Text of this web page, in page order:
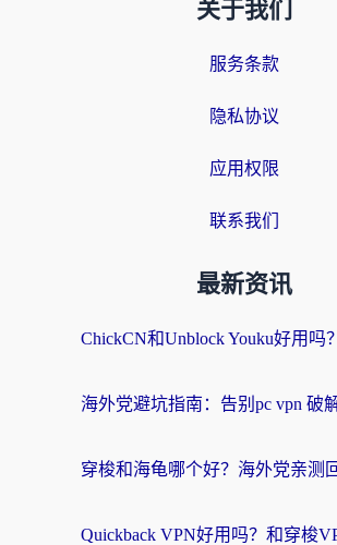
关于我们
服务条款
隐私协议
应用权限
联系我们
最新资讯